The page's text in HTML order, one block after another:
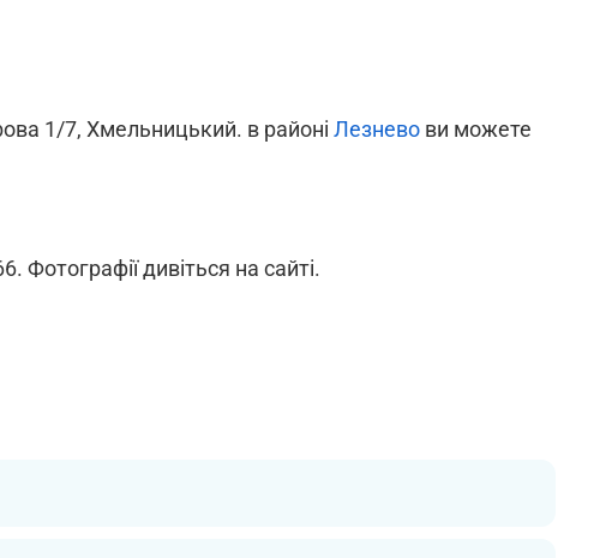
1/7, Хмельницький. в районі Лезнево ви можете
дивіться на сайті.